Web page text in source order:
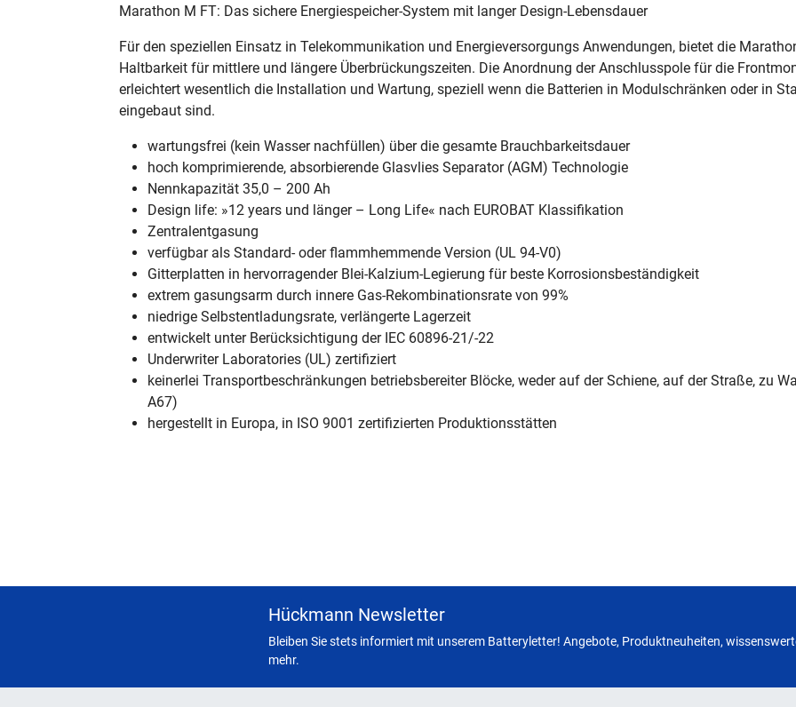
Marathon M FT: Das sichere Energiespeicher-System mit langer Design-Lebensdauer
Für den speziellen Einsatz in Telekommunikation und Energieversorgungs Anwendungen, bietet die
Haltbarkeit für mittlere und längere Überbrückungszeiten. Die Anordnung der Anschlusspole für die
erleichtert wesentlich die Installation und Wartung, speziell wenn die Batterien in Modulschränken oder in
eingebaut sind.
wartungsfrei (kein Wasser nachfüllen) über die gesamte Brauchbarkeitsdauer
hoch komprimierende, absorbierende Glasvlies Separator (AGM) Technologie
Nennkapazität 35,0 – 200 Ah
Design life: »12 years und länger – Long Life« nach EUROBAT Klassifikation
Zentralentgasung
verfügbar als Standard- oder flammhemmende Version (UL 94-V0)
Gitterplatten in hervorragender Blei-Kalzium-Legierung für beste Korrosionsbeständigkeit
extrem gasungsarm durch innere Gas-Rekombinationsrate von 99%
niedrige Selbstentladungsrate, verlängerte Lagerzeit
entwickelt unter Berücksichtigung der IEC 60896-21/-22
Underwriter Laboratories (UL) zertifiziert
keinerlei Transportbeschränkungen betriebsbereiter Blöcke, weder auf der Schiene, auf der Straße, zu
A67)
hergestellt in Europa, in ISO 9001 zertifizierten Produktionsstätten
Hückmann Newsletter
Bleiben Sie stets informiert mit unserem Batteryletter! Angebote, Produktneuheiten,
mehr.